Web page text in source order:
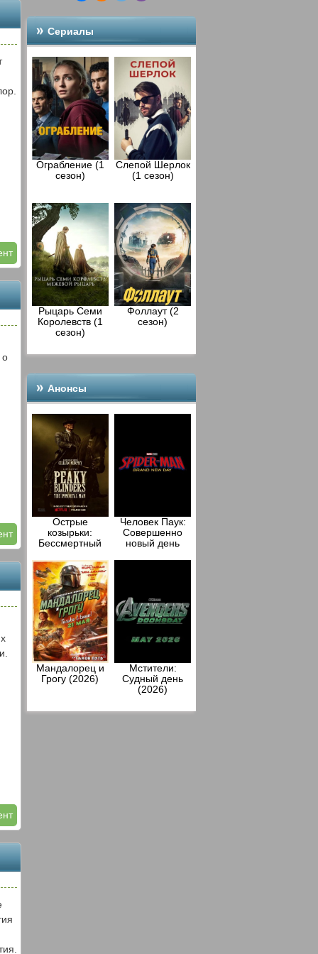
о
Сериалы
Ограбление (1
сезон)
Слепой Шерлок
(1 сезон)
Рыцарь Семи
Королевств (1
сезон)
Фоллаут (2
сезон)
Анонсы
Острые
козырьки:
Бессмертный
Человек Паук:
Совершенно
новый день
Мандалорец и
Грогу (2026)
Мстители:
Судный день
(2026)